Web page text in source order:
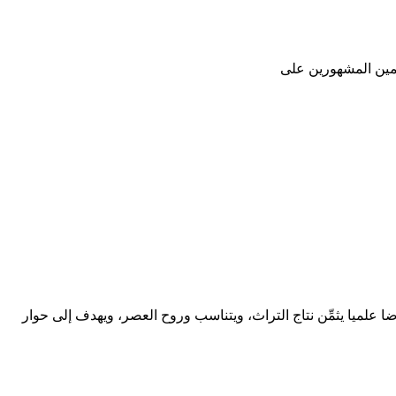
المشهورين على
علميا يثمِّن نتاج التراث، ويتناسب وروح العصر، ويهدف إلى حوار